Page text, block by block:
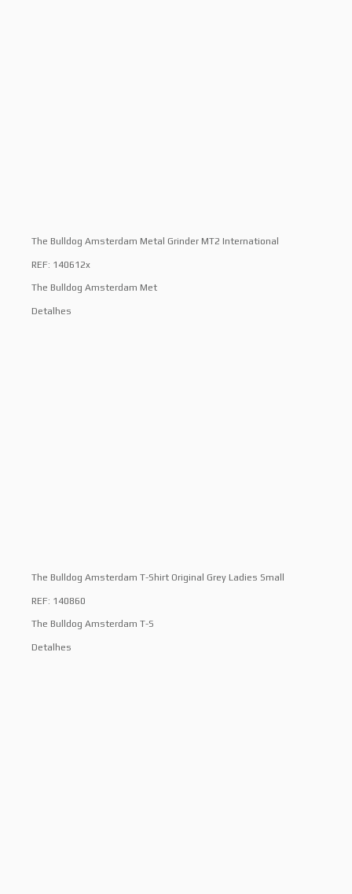
The Bulldog Amsterdam Metal Grinder MT2 International
REF: 140612x
The Bulldog Amsterdam Met
Detalhes
The Bulldog Amsterdam T-Shirt Original Grey Ladies Small
REF: 140860
The Bulldog Amsterdam T-S
Detalhes